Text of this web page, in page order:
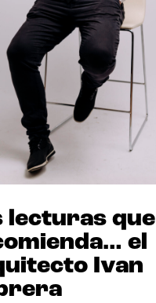
lecturas que
el
Ivan